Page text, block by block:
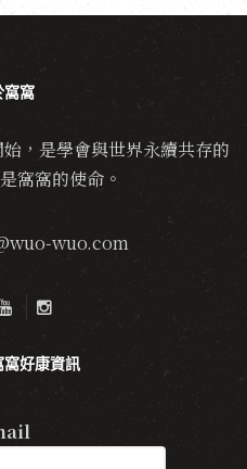
窩窩
，是學會與世界永續共存的
窩窩的使命。
wuo.com
好康資訊